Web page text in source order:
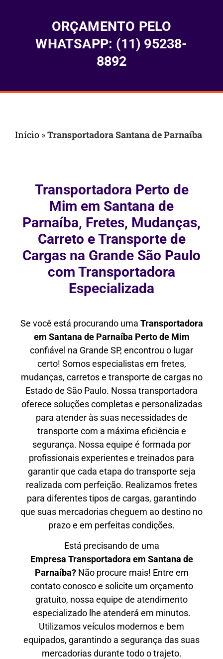
ORÇAMENTO PELO
WHATSAPP: (11) 95238-
8892
Início »Transportadora Santana de Parnaíba
Transportadora Perto de
Mim em Santana de
Parnaíba, Fretes, Mudanças,
Carreto e Transporte de
Cargas na Grande São Paulo
com Transportadora
Especializada
Se você está procurando uma Transportadora
em Santana de Parnaíba Perto de Mim
confiável na Grande SP, encontrou o lugar
certo! Somos especialistas em fretes,
mudanças, carretos e transporte de cargas no
Estado de São Paulo. Nossa transportadora
oferece soluções completas e personalizadas
para atender às suas necessidades de
transporte com a máxima eficiência e
segurança. Nossa equipe é formada por
profissionais experientes e treinados para
garantir que cada etapa do transporte seja
realizada com perfeição. Realizamos fretes
para diferentes tipos de cargas, garantindo
que suas mercadorias cheguem ao destino no
prazo e em perfeitas condições.
Está precisando de uma
Empresa Transportadora em Santana de
Parnaíba?Não procure mais! Entre em
contato conosco e solicite um orçamento
gratuito, nossa equipe de atendimento
especializado lhe atenderá em minutos.
Utilizamos veículos modernos e bem
equipados, garantindo a segurança das suas
mercadorias durante todo o trajeto.